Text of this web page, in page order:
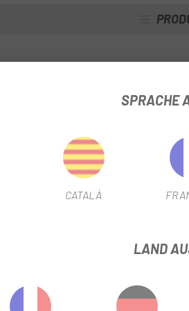
angeordnet, kleine
die Kombination dieser
und bilden große stumpfe Formen
in einen Winkel zum Boden, so dass
SPRACHE
CATALÀ
LAND